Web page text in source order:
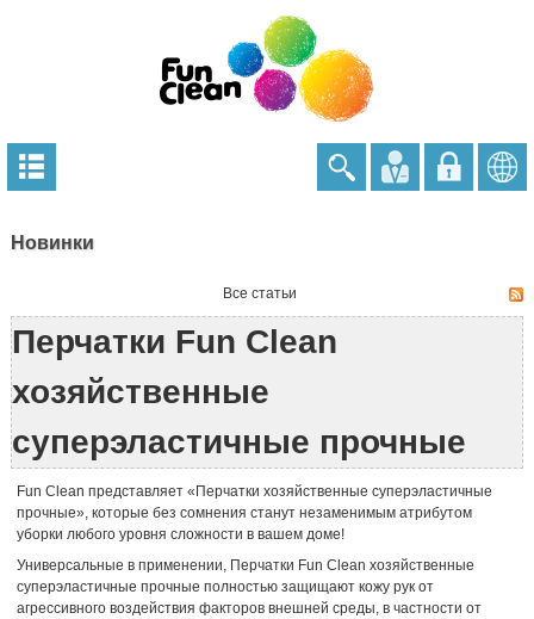
Новинки
Все статьи
Перчатки Fun Clean
хозяйственные
суперэластичные прочные
Fun Clean представляет «Перчатки хозяйственные суперэластичные
прочные», которые без сомнения станут незаменимым атрибутом
уборки любого уровня сложности в вашем доме!
Универсальные в применении, Перчатки Fun Clean хозяйственные
суперэластичные прочные полностью защищают кожу рук от
агрессивного воздействия факторов внешней среды, в частности от